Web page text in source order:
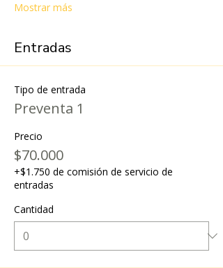
Mostrar más
Entradas
Tipo de entrada
Preventa 1
Precio
$70.000
+$1.750 de comisión de servicio de
entradas
Cantidad